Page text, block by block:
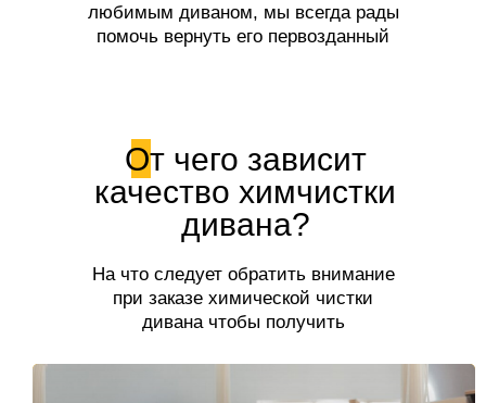
любимым диваном, мы всегда рады
помочь вернуть его первозданный
От чего зависит
качество химчистки
дивана?
На что следует обратить внимание
при заказе химической чистки
дивана чтобы получить